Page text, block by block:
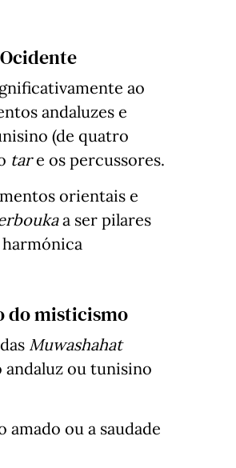
ao
andaluzes e
(de quatro
tare os percussores.
orientais e
a ser pilares
do misticismo
Muwashahat
ou tunisino
ou a saudade